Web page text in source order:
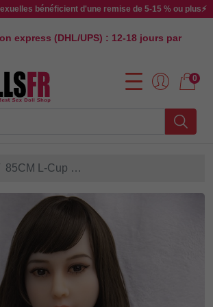
bénéficient d'une remise de 5-15 % ou plus⚡
express (DHL/UPS) : 12-18 jours par
0
85CM L-Cup #70 Poupée Sexuelle en TPE